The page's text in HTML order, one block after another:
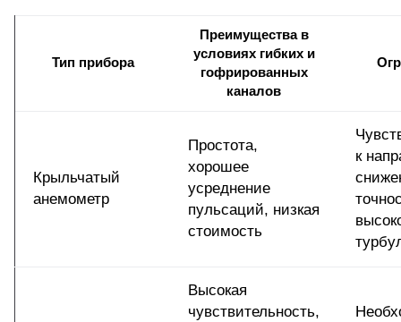
Тип прибора
Преимущества в
условиях гибких и
гофрированных
каналов
Крыльчатый
анемометр
Простота,
хорошее
усреднение
пульсаций, низкая
стоимость
к
Высокая
чувствительность,